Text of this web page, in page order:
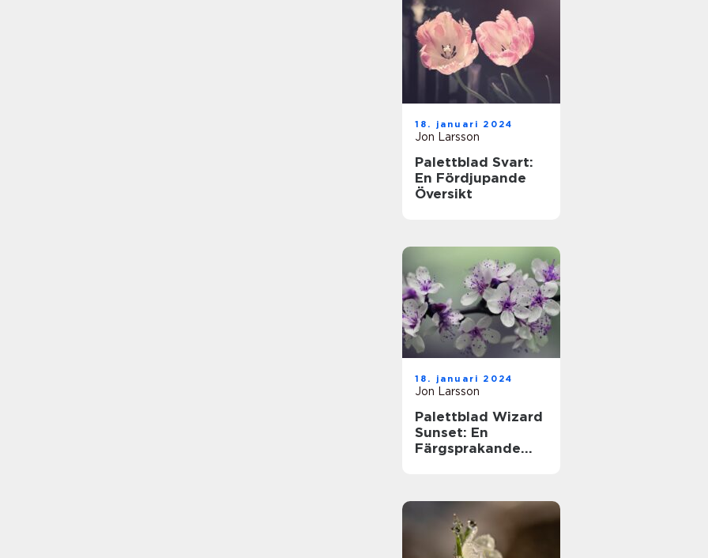
18. januari 2024
Jon Larsson
Palettblad Svart:
En Fördjupande
Översikt
18. januari 2024
Jon Larsson
Palettblad Wizard
Sunset: En
Färgsprakande